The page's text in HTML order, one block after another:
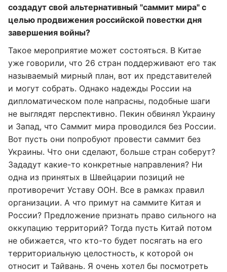
создадут свой альтернативный "саммит мира" с
целью продвижения российской повестки дня
завершения войны?
Такое мероприятие может состояться. В Китае
уже говорили, что 26 стран поддерживают его так
называемый мирный план, вот их представителей
и могут собрать. Однако надежды России на
дипломатическом поле напрасны, подобные шаги
не выглядят перспективно. Пекин обвинял Украину
и Запад, что Саммит мира проводился без России.
Вот пусть они попробуют провести саммит без
Украины. Что они сделают, больше стран соберут?
Зададут какие-то конкретные направления? Ни
одна из принятых в Швейцарии позиций не
противоречит Уставу ООН. Все в рамках правил
организации. А что примут на саммите Китая и
России? Предложение признать право сильного на
оккупацию территорий? Тогда пусть Китай потом
не обижается, что кто-то будет посягать на его
территориальную целостность, к которой он
относит и Тайвань. Я очень хотел бы посмотреть